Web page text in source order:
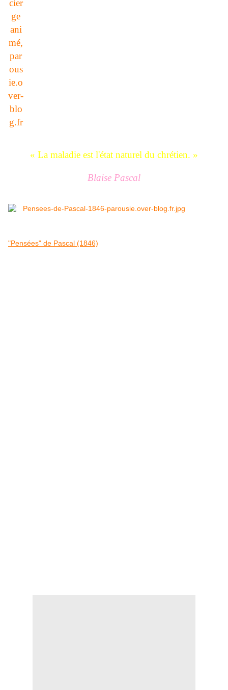
« La maladie est l'état naturel du chrétien. »
Blaise Pascal
"Pensées" de Pascal (1846)